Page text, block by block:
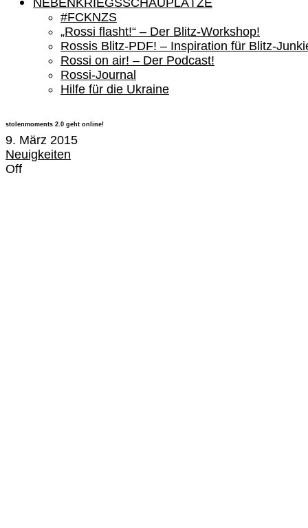
NEBENKRIEGSSCHAUPLÄTZE
#FCKNZS
„Rossi flasht!“ – Der Blitz-Workshop!
Rossis Blitz-PDF! – Inspiration für Blitz-
Rossi on air! – Der Podcast!
Rossi-Journal
Hilfe für die Ukraine
stolenmoments 2.0 geht online!
9. März 2015
Neuigkeiten
Off